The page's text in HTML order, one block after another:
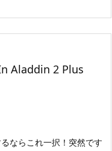
Aladdin 2 Plus
ならこれ一択！ 突然です